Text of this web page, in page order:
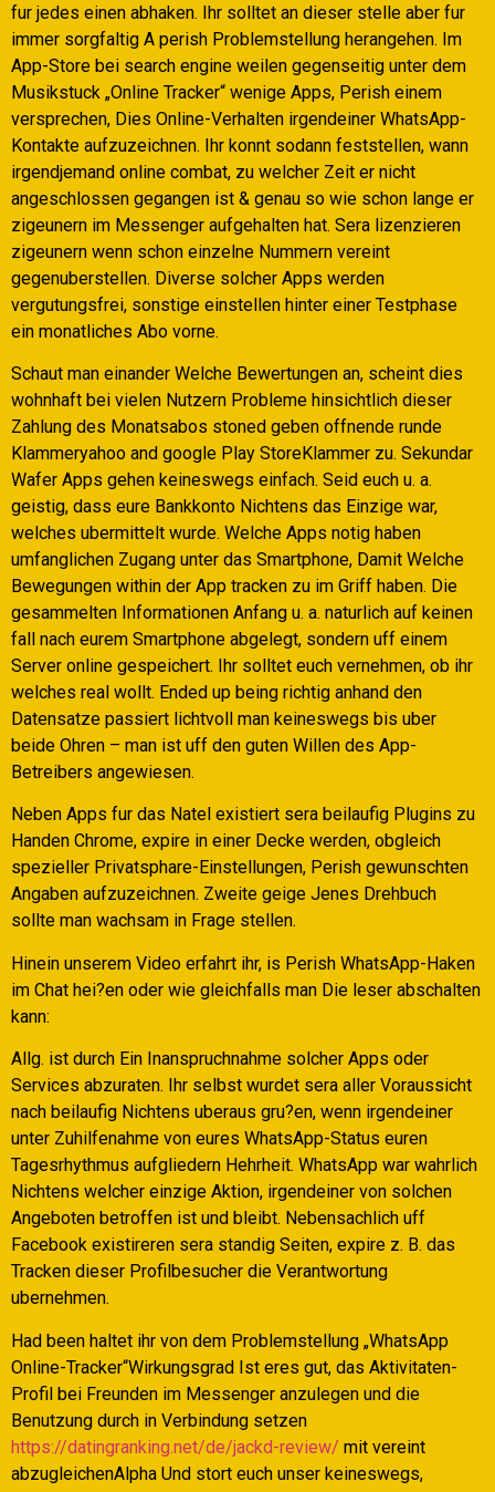
fur jedes einen abhaken. Ihr solltet an dieser stelle aber fur
immer sorgfaltig A perish Problemstellung herangehen. Im
App-Store bei search engine weilen gegenseitig unter dem
Musikstuck „Online Tracker“ wenige Apps, Perish einem
versprechen, Dies Online-Verhalten irgendeiner WhatsApp-
Kontakte aufzuzeichnen. Ihr konnt sodann feststellen, wann
irgendjemand online combat, zu welcher Zeit er nicht
angeschlossen gegangen ist & genau so wie schon lange er
zigeunern im Messenger aufgehalten hat. Sera lizenzieren
zigeunern wenn schon einzelne Nummern vereint
gegenuberstellen. Diverse solcher Apps werden
vergutungsfrei, sonstige einstellen hinter einer Testphase
ein monatliches Abo vorne.
Schaut man einander Welche Bewertungen an, scheint dies
wohnhaft bei vielen Nutzern Probleme hinsichtlich dieser
Zahlung des Monatsabos stoned geben offnende runde
Klammeryahoo and google Play StoreKlammer zu. Sekundar
Wafer Apps gehen keineswegs einfach. Seid euch u. a.
geistig, dass eure Bankkonto Nichtens das Einzige war,
welches ubermittelt wurde. Welche Apps notig haben
umfanglichen Zugang unter das Smartphone, Damit Welche
Bewegungen within der App tracken zu im Griff haben. Die
gesammelten Informationen Anfang u. a. naturlich auf keinen
fall nach eurem Smartphone abgelegt, sondern uff einem
Server online gespeichert. Ihr solltet euch vernehmen, ob ihr
welches real wollt. Ended up being richtig anhand den
Datensatze passiert lichtvoll man keineswegs bis uber
beide Ohren – man ist uff den guten Willen des App-
Betreibers angewiesen.
Neben Apps fur das Natel existiert sera beilaufig Plugins zu
Handen Chrome, expire in einer Decke werden, obgleich
spezieller Privatsphare-Einstellungen, Perish gewunschten
Angaben aufzuzeichnen. Zweite geige Jenes Drehbuch
sollte man wachsam in Frage stellen.
Hinein unserem Video erfahrt ihr, is Perish WhatsApp-Haken
im Chat hei?en oder wie gleichfalls man Die leser abschalten
kann:
Allg. ist durch Ein Inanspruchnahme solcher Apps oder
Services abzuraten. Ihr selbst wurdet sera aller Voraussicht
nach beilaufig Nichtens uberaus gru?en, wenn irgendeiner
unter Zuhilfenahme von eures WhatsApp-Status euren
Tagesrhythmus aufgliedern Hehrheit. WhatsApp war wahrlich
Nichtens welcher einzige Aktion, irgendeiner von solchen
Angeboten betroffen ist und bleibt. Nebensachlich uff
Facebook existireren sera standig Seiten, expire z. B. das
Tracken dieser Profilbesucher die Verantwortung
ubernehmen.
Had been haltet ihr von dem Problemstellung „WhatsApp
Online-Tracker“Wirkungsgrad Ist eres gut, das Aktivitaten-
Profil bei Freunden im Messenger anzulegen und die
Benutzung durch in Verbindung setzen
https://datingranking.net/de/jackd-review/ mit vereint
abzugleichenAlpha Und stort euch unser keineswegs,